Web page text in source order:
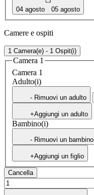
04 agosto 05 agosto
Camere e ospiti
1 Camera(e) - 1 Ospit(i)
Camera 1
Camera 1
Adulto(i)
- Rimuovi un adulto
+Aggiungi un adulto
Bambino(i)
- Rimuovi un bambino
+Aggiungi un figlio
Cancella